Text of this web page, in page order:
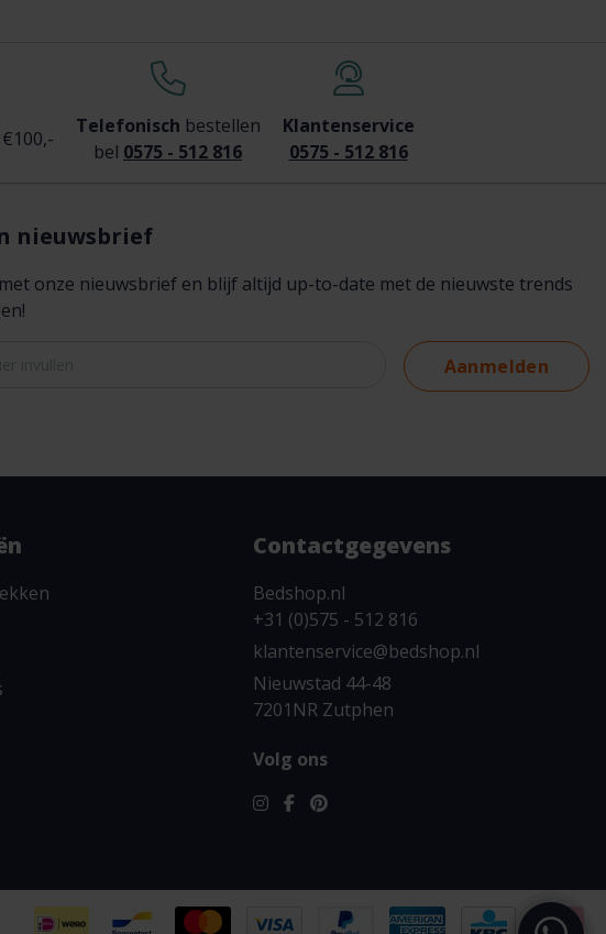
Telefonisch bestellen
bel 0575 - 512 816
Klantenservice
0575 - 512 816
nieuwsbrief
onze nieuwsbrief en blijf altijd up-to-date met de nieuwste trends
Aanmelden
Contactgegevens
Bedshop.nl
+31 (0)575 - 512 816
klantenservice@bedshop.nl
Nieuwstad 44-48
7201NR Zutphen
Volg ons